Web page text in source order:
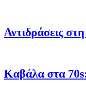
Αντιδράσεις
Καβάλα στα